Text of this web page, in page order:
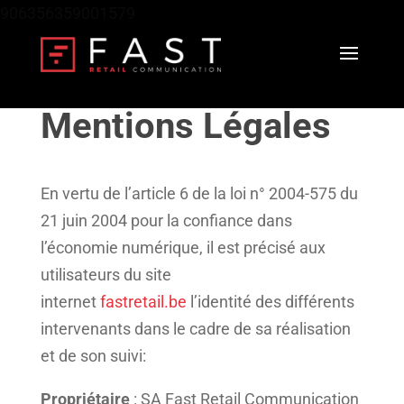
Mentions Légales
En vertu de l’article 6 de la loi n° 2004-575 du
21 juin 2004 pour la confiance dans
l’économie numérique, il est précisé aux
utilisateurs du site
internetfastretail.be l’identité des différents
intervenants dans le cadre de sa réalisation
et de son suivi:
Propriétaire : SA Fast Retail Communication